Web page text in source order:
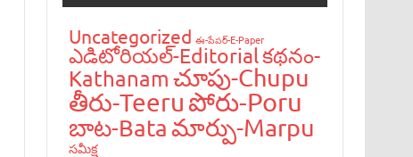
Uncategorized ఈ-పేప‌ర్-E-Paper
ఎడిటోరియ‌ల్-Editorialక‌థ‌నం-
Kathanam చూపు-Chupu
తీరు-Teeruపోరు-Poru
బాట‌-Bata మార్పు-Marpu
స‌మీక్ష‌